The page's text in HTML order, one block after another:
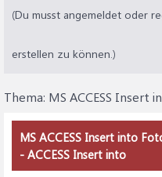
(Du musst angemeldet oder
erstellen zu können.)
Thema: MS ACCESS Insert
MS ACCESS Insert into
- ACCESS Insert into